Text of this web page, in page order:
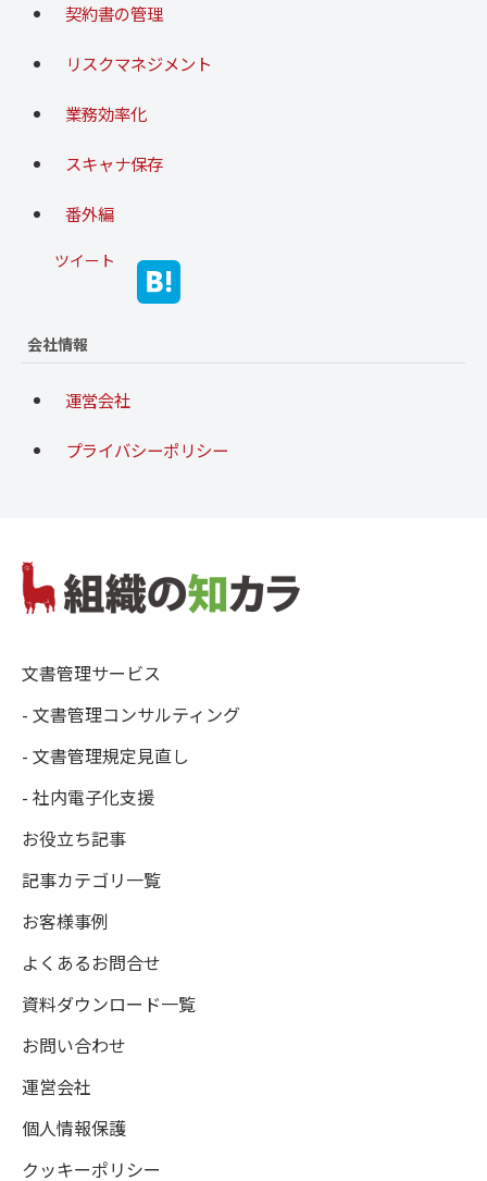
契約書の管理
リスクマネジメント
業務効率化
スキャナ保存
番外編
ツイート
会社情報
運営会社
プライバシーポリシー
文書管理サービス
- 文書管理コンサルティング
- 文書管理規定見直し
- 社内電子化支援
お役立ち記事
記事カテゴリ一覧
お客様事例
よくあるお問合せ
資料ダウンロード一覧
お問い合わせ
運営会社
個人情報保護
クッキーポリシー